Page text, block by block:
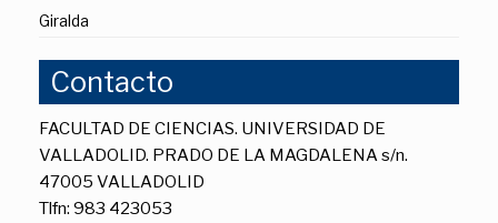
Giralda
Contacto
FACULTAD DE CIENCIAS. UNIVERSIDAD DE
VALLADOLID. PRADO DE LA MAGDALENA s/n.
47005 VALLADOLID
Tlfn: 983 423053